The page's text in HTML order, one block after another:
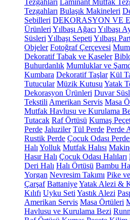
Tezgahları Laminant Mutfak
Tezgahları Bulaşık Makineleri
Sebilleri DEKORASYON VE
Ürünleri Yılbaşı Ağacı Yılbaşı
Süsleri Yılbaşı Sepeti Yılbaşı
Objeler Fotoğraf Çerçevesi Mum
Dekoratif Tabak ve Kaseler
Buhurdanlık Mumluklar ve
Kumbara Dekoratif Taşlar Kül
Tutucular Müzik Kutusu Yatak
Dekorasyon Ürünleri Duvar
Tekstili Amerikan Servis Masa
Mutfak Havlusu ve Kurulama
Tutacak Raf Örtüsü Kumaş
Perde Jaluziler Tül Perde Perde
Rustik Perde Çocuk Odası
Halı Yolluk Mutfak Halısı
Hasır Halı Çocuk Odası Halıları
Deri Halı Halı Örtüsü Bambu
Yorgan Nevresim Takımı Pike
Çarşaf BattaniyeYatak Alezi &
Kılıfı Uyku Seti Yastık Alezi
Amerikan Servis Masa Örtüleri
Havlusu ve Kurulama Bezi